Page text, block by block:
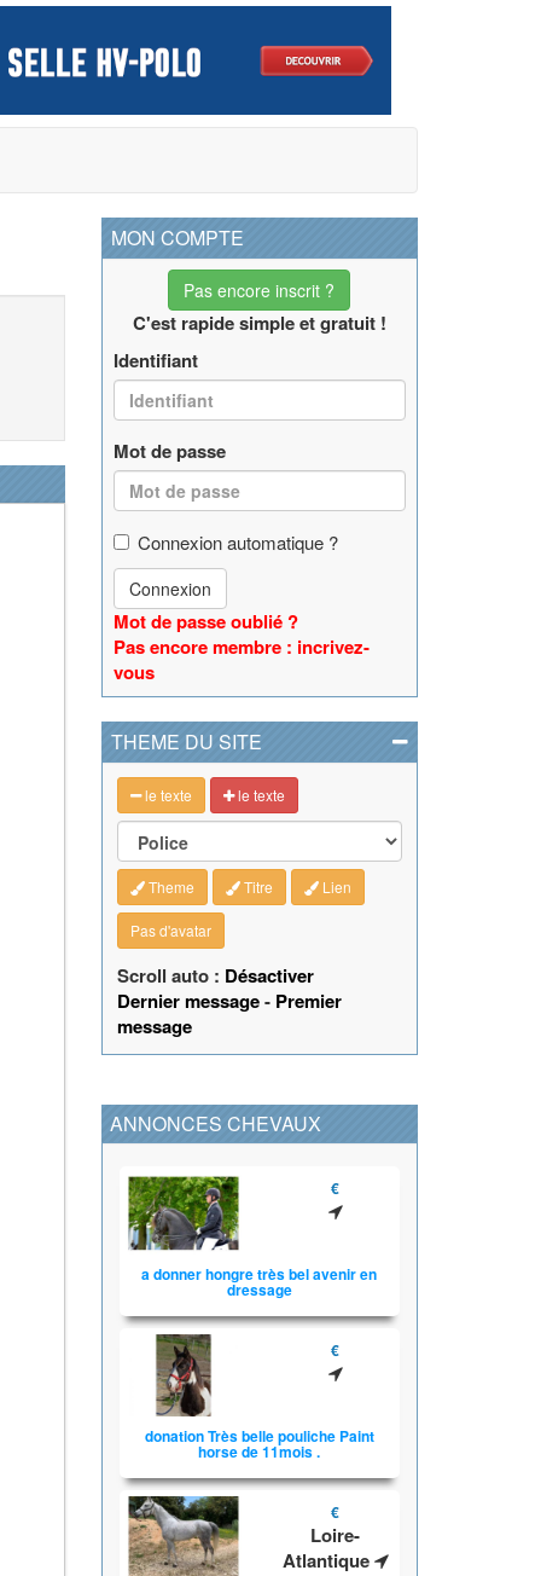
MON COMPTE
Pas encore inscrit ?
C'est rapide simple et gratuit !
Identifiant
Mot de passe
Connexion automatique ?
Connexion
Mot de passe oublié ?
Pas encore membre : incrivez-
vous
THEME DU SITE
le texte le texte
Theme Titre Lien
Pas d'avatar
Scroll auto : Désactiver
Dernier message- Premier
message
ANNONCES CHEVAUX
€
a donner hongre très bel avenir en
dressage
€
donation Très belle pouliche Paint
horse de 11mois .
€
Loire-
Atlantique